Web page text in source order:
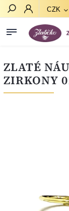
CZK
ZLATÉ
ZIRKONY